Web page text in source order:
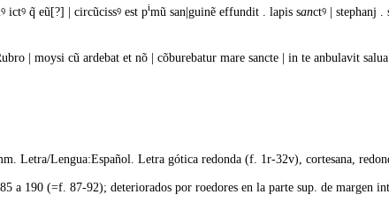
ictꝰ q̃ eũ[?] | circũcissꝰ est pimũ san|guinẽ effundit . lapis sanctꝰ | stephanj .
| moysi cũ ardebat et nõ | cõburebatur mare sancte | in te anbulavit
Lengua:Español. Letra gótica redonda (f. 1r-32v), cortesana,
a 190 (=f. 87-92); deteriorados por roedores en la parte sup. de margen